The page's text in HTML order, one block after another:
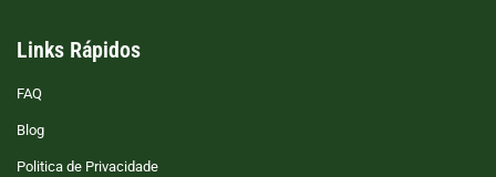
Links Rápidos
FAQ
Blog
Politica de Privacidade